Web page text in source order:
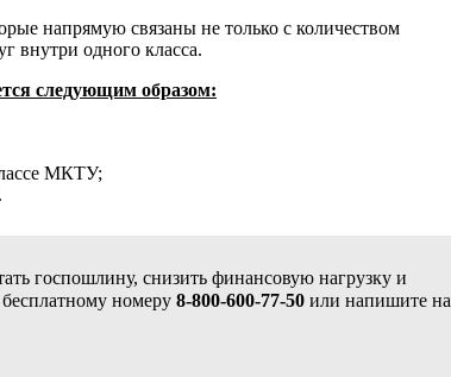
напрямую связаны не только с количеством
внутри одного класса.
следующим образом:
МКТУ;
госпошлину, снизить финансовую нагрузку и
номеру 8-800-600-77-50 или напишите на